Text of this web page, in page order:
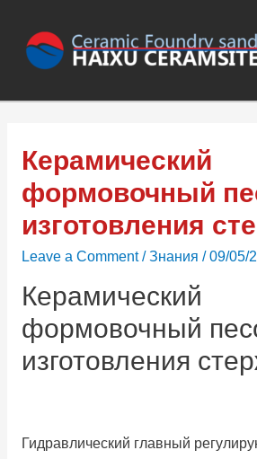
Керамический
формовочный
изготовления
Leave a Comment /Знания /09/05/
Керамический
формовочный
изготовления
Гидравлический главный